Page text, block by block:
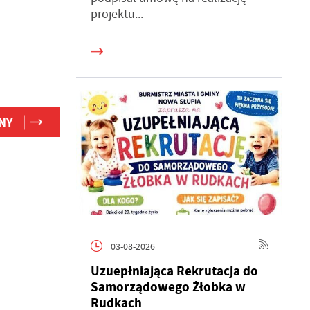
projektu...
03-08-2026
Uzuepłniająca Rekrutacja do
Samorządowego Żłobka w
Rudkach